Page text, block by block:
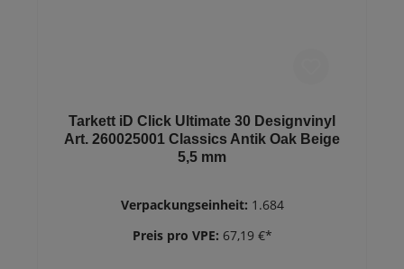
Tarkett iD Click Ultimate 30 Designvinyl
Art. 260025001 Classics Antik Oak Beige
5,5 mm
Verpackungseinheit: 1.684
Preis pro VPE: 67,19 €*